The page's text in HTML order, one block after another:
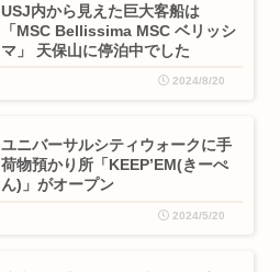
USJ内から見えた巨大客船は
「MSC Bellissima MSC ベリッシ
マ」 天保山に停泊中でした
2024/8/20
ユニバーサルシティウォークに手
荷物預かり所「KEEP’EM(きーぺ
ん)」がオープン
2024/5/20